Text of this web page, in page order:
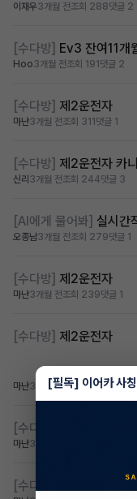
이재우3개월 전조회 288댓글 2
[수다방] Ev3 잔여11개
Hoo3개월 전조회 191 댓글 2
[수다방] 제2운전자
마난3개월 전조회 311 댓글 1
[수다방] 제2운전자 카
신리 3개월 전조회 244댓글 3
[AI에게 물어봐] 실시간
오종남3개월 전조회 279댓글 1
[수다방] 제2운전자
마난3개월 전조회 239댓글 1
[수다방] 제2운전자
마난3개월 전조회 342댓글 3
[수다방]
마난3개월 전
[수다방]
[필독] 이어카 사